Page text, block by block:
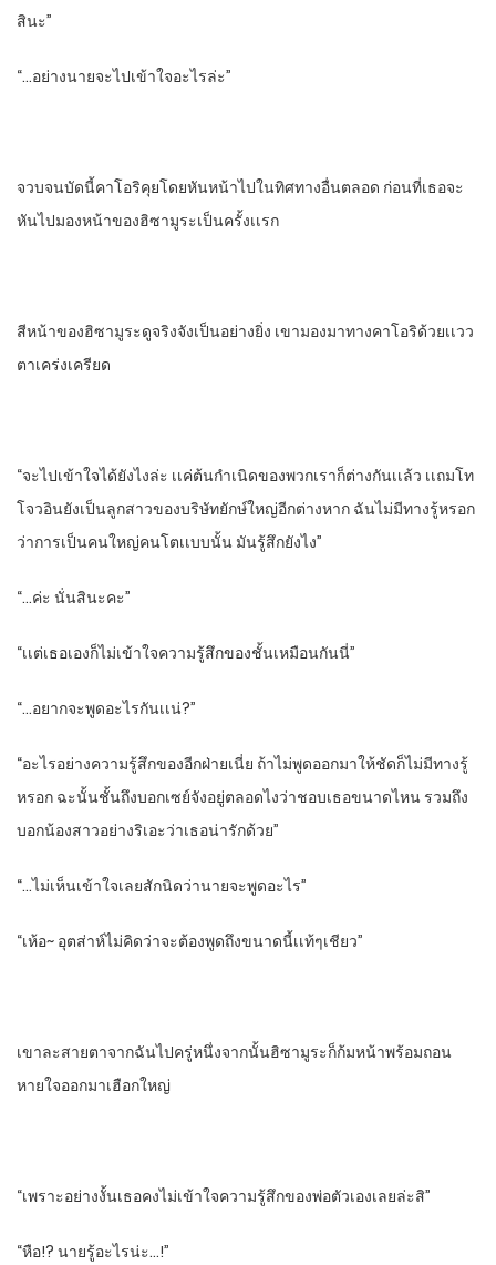
สินะ”
“…อย่างนายจะไปเข้าใจอะไรล่ะ”
จวบจนบัดนี้คาโอริคุยโดยหันหน้าไปในทิศทางอื่นตลอด​ ก่อนที่เธอจะ
หันไปมองหน้าของฮิซามูระเป็นครั้งเเรก
สีหน้าของฮิซามูระดูจริงจัง​เป็นอย่างยิ่ง​ เขามองมาทางคาโอริด้วยเเวว
ตาเคร่งเครียด
“จะไปเข้าใจได้ยังไงล่ะ​ เเค่ต้นกําเนิดของพวกเราก็ต่างกันเเล้ว​ เเถมโท
โจวอินยังเป็นลูกสาวของบริษัทยักษ์​ใหญ่​อีกต่างหาก​ ฉันไม่มีทางรู้หรอก
ว่าการเป็นคนใหญ่คนโตเเบบนั้น​ มันรู้สึกยังไง”
“…ค่ะ​ นั่นสินะคะ”
“เเต่เธอเองก็ไม่เข้าใจความรู้สึกของชั้นเหมือนกันนี่”
“…อยากจะพูดอะไรกันเเน่?”
“อะไรอย่างความรู้สึกของอีกฝ่ายเนี่ย​ ถ้าไม่พูดออกมาให้ชัด​ก็ไม่มีทางรู้
หรอก​ ฉะนั้นชั้นถึงบอกเซย์จังอยู่ตลอดไงว่าชอบเธอขนาดไหน​ รวมถึง
บอกน้องสาวอย่างริเอะว่าเธอน่ารัก​ด้วย”
“…ไม่เห็นเข้าใจเลยสักนิด​ว่านายจะพูดอะไร”
“เห้อ~ อุตส่าห์ไม่คิดว่าจะต้องพูดถึงขนาดนี้เเท้ๆเชียว”
เขาละสายตาจากฉันไปครู่หนึ่ง​จากนั้น​ฮิซามูระ​ก็ก้มหน้าพร้อมถอน
หายใจ​ออกมาเฮือกใหญ่
“เพราะอย่างงั้นเธอคงไม่เข้าใจความรู้สึกของพ่อตัวเองเลยล่ะสิ”
“หือ!? นายรู้อะไรน่ะ…!”